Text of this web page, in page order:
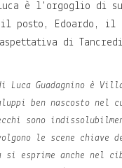
è l'orgoglio di
il posto, Edoardo, il
di
Guadagnino è
ben nascosto nel
sono
le scene chiave
si esprime anche nel